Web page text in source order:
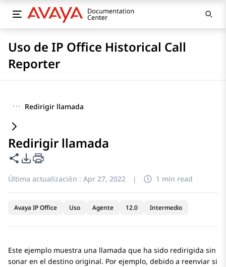
Uso de IP Office Historical Call
Reporter
··· Redirigir llamada
Redirigir llamada
Compartir esta página
Opciones de exportación de PDF
Última actualización : Apr 27, 2022 | 1 min read
Avaya IP Office Uso Agente 12.0 Intermedio
Este ejemplo muestra una llamada que ha sido redirigida sin
sonar en el destino original. Por ejemplo, debido a reenviar si